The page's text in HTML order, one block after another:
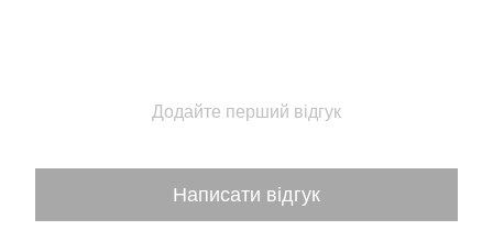
Додайте перший відгук
Написати відгук